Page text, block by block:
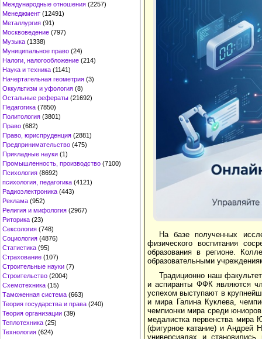
Международные отношения (2257)
Менеджмент (12491)
Металлургия (91)
Москвоведение (797)
Музыка (1338)
Муниципальное право (24)
Налоги, налогообложение (214)
Наука и техника (1141)
Начертательная геометрия (3)
Оккультизм и уфология (8)
Остальные рефераты (21692)
Педагогика (7850)
Политология (3801)
Право (682)
Право, юриспруденция (2881)
Предпринимательство (475)
Прикладные науки (1)
Промышленность, производство (7100)
Психология (8692)
психология, педагогика (4121)
Радиоэлектроника (443)
Реклама (952)
Религия и мифология (2967)
Риторика (23)
Сексология (748)
Социология (4876)
Статистика (95)
Страхование (107)
Строительные науки (7)
Строительство (2004)
Схемотехника (15)
Таможенная система (663)
Теория государства и права (240)
Теория организации (39)
Теплотехника (25)
Технология (624)
На базе полученных
физического воспитания
образования в регионе.
образовательными
Традиционно наш
и аспиранты ФФК являются
успехом выступают в
и мира Галина Куклева,
чемпионки мира среди
медалистка первенства мира
(фигурное катание) и Андрей
универсиадах и